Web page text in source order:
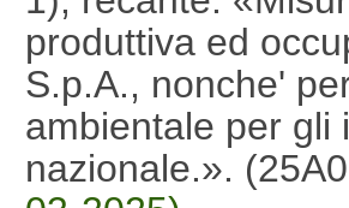
produttiva ed
S.p.A., nonche'
ambientale per gli
nazionale.».